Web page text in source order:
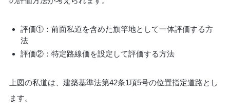
評価①：前面私道を含めた旗竿地として一体評価する方
法
評価②：特定路線価を設定して評価する方法
上図の私道は、建築基準法第42条1項5号の位置指定道路とし
ます。